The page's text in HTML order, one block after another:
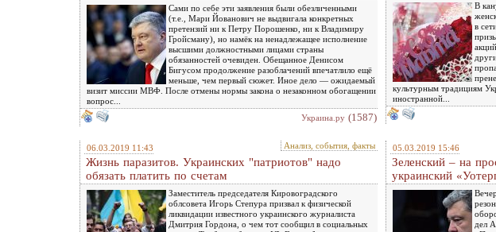
Сами по себе эти заявления были обезличенными
(т.е., Мари Йованович не выдвигала конкретных
претензий ни к Петру Порошенко, ни к Владимиру
Гройсману), но намёк на ненадлежащее исполнение
высшими должностными лицами страны
обязанностей очевиден. Обещанное Денисом
Бигусом продолжение разоблачений впечатлило ещё
меньше, чем первый сюжет. Иное дело — ожидаемый
визит миссии МВФ. После отмены нормы закона о незаконном обогащении
вопрос...
Украина.ру (1587)
В
в
культурным традициям
иностранной...
06.03.2019 11:43 Анализ, события, факты
Жизнь паразитов. Украинских "патриотов" надо
обязать платить по счетам
Заместитель председателя Кировоградского
облсовета Игорь Степура призвал к физической
ликвидации известного украинского журналиста
Дмитрия Гордона, о чем тот сообщил в социальных
05.03.2019 15:46
Зеленский – на
украинский
дел